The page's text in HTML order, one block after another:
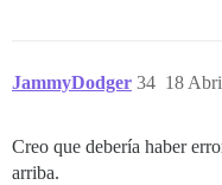
JammyDodger 18
34
Creo que debería haber
arriba.